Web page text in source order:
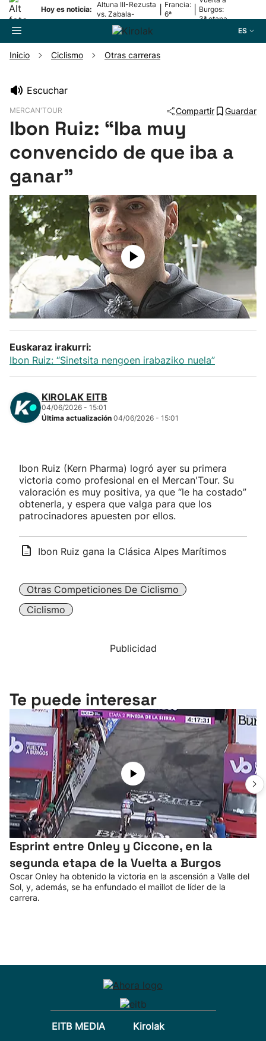
Hoy es noticia:
Altuna III-Rezusta
vs. Zabala-
Zabaleta
Francia:
6ª
Burgos:
3ª etapa
ES
Pelota
Remo
Baloncesto
Ciclismo
Herri-kirolak
Balonmano
Kirolak 360
Carreras de montaña
"Helmuga"
Inicio Ciclismo Otras carreras
Escuchar
MERCAN'TOUR Compartir Guardar
Ibon Ruiz: “Iba muy
convencido de que iba a
ganar”
Euskaraz irakurri:
Ibon Ruiz: “Sinetsita nengoen irabaziko nuela”
KIROLAK EITB
04/06/2026 - 15:01
Última actualización 04/06/2026 - 15:01
Ibon Ruiz (Kern Pharma) logró ayer su primera
victoria como profesional en el Mercan'Tour. Su
valoración es muy positiva, ya que “le ha costado”
obtenerla, y espera que valga para que los
patrocinadores apuesten por ellos.
Ibon Ruiz gana la Clásica Alpes Marítimos
Otras Competiciones De Ciclismo
Ciclismo
Publicidad
Te puede interesar
Esprint entre Onley y Ciccone, en la
segunda etapa de la Vuelta a Burgos
Oscar Onley ha obtenido la victoria en la ascensión a Valle del
Sol, y, además, se ha enfundado el maillot de líder de la
carrera.
EITB MEDIA
Kirolak